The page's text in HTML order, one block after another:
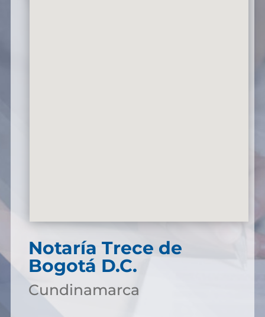
Notaría Trece de
Bogotá D.C.
Cundinamarca